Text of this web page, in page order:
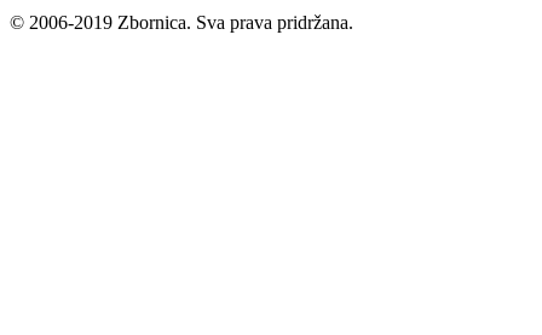
© 2006-2019 Zbornica. Sva prava pridržana.